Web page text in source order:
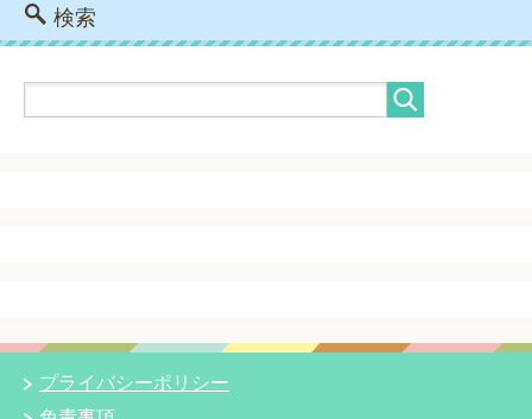
検索
プライバシーポリシー